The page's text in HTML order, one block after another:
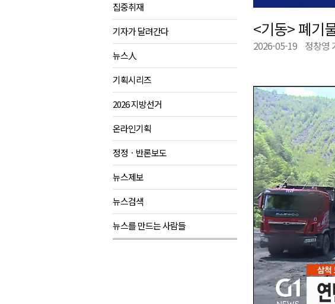
양양군, 21일까지 '초등학생 틈새 돌봄' 시행
강원개발공사, 공기업 평가 2년 연속 '다'등급
도-시군 첫 간담회..우상호 "하나된 공동체"
이 대통령, 사북·납북귀환어부 국가폭력 사과
집중취재
기자가 달려간다
뉴스人
기획시리즈
2026 지방선거
온라인기획
정정ㆍ반론보도
뉴스제보
뉴스검색
뉴스를 만드는 사람들
<기동> 폐기
2026-05-19 정창영